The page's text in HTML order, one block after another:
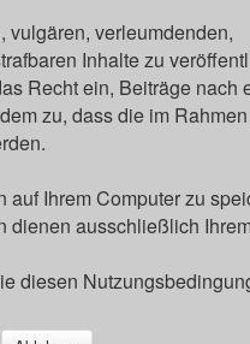
vulgären, verleumdenden,
Inhalte zu
Recht ein, Beiträge nach
zu, dass die im
Ihrem Computer zu
ausschließlich
diesen